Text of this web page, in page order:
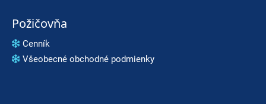
Požičovňa
Cenník
Všeobecné obchodné podmienky